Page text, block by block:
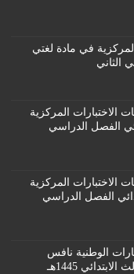
في مادة لغتي
الثاني
الاختبارات المركزية
الفصل الدراسي
الاختبارات المركزية
الفصل الدراسي
الوطنية نافس
1445هـ